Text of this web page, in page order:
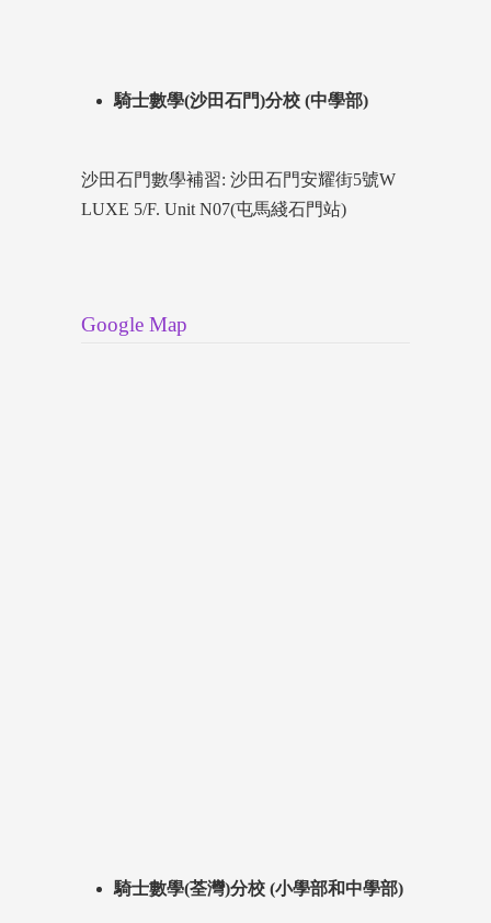
騎士數學(沙田石門)分校 (中學部)
沙田石門數學補習: 沙田石門安耀街5號W
LUXE 5/F. Unit N07(屯馬綫石門站)
Google Map
騎士數學(荃灣)分校 (小學部和中學部)